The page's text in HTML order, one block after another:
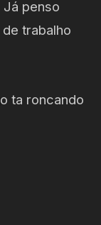
Já penso
trabalho
ta roncando